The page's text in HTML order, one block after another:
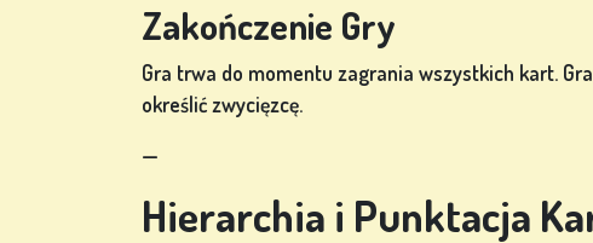
Zakończenie Gry
Gra trwa do momentu zagrania wszystkich kart.
określić zwycięzcę.
—
Hierarchia i Punktacja